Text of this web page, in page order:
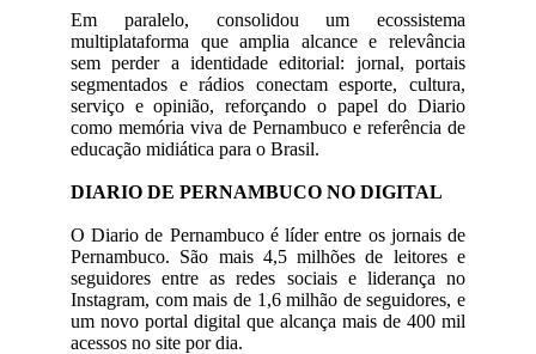
Em paralelo, consolidou um ecossistema
multiplataforma que amplia alcance e relevância
sem perder a identidade editorial: jornal, portais
segmentados e rádios conectam esporte, cultura,
serviço e opinião, reforçando o papel do Diario
como memória viva de Pernambuco e referência de
educação midiática para o Brasil.
DIARIO DE PERNAMBUCO NO DIGITAL
O Diario de Pernambuco é líder entre os jornais de
Pernambuco. São mais 4,5 milhões de leitores e
seguidores entre as redes sociais e liderança no
Instagram, com mais de 1,6 milhão de seguidores, e
um novo portal digital que alcança mais de 400 mil
acessos no site por dia.